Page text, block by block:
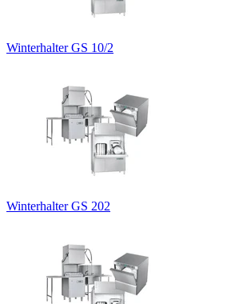
Winterhalter GS 10/2
Winterhalter GS 202